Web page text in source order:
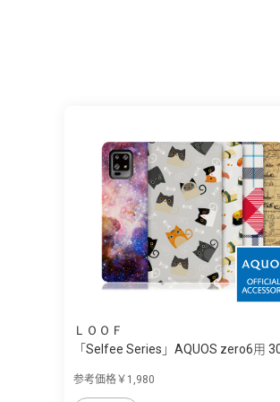
ＬＯＯＦ
「Selfee Series」AQUOS zero6用
参考価格￥1,980